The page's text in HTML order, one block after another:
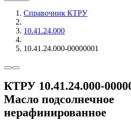
Справочник КТРУ
10.41.24.000
10.41.24.000-00000001
КТРУ 10.41.24.000-
Масло подсолнечное
нерафинированное